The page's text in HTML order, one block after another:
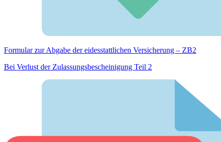
Formular zur Abgabe der eides­stattlichen Versicherung – ZB2
Bei Verlust der Zulassungsbescheinigung Teil 2